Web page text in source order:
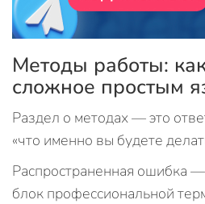
Методы работы:
сложное простым
Раздел о методах — это
«что именно вы будете
Распространенная ошибка
блок профессиональной